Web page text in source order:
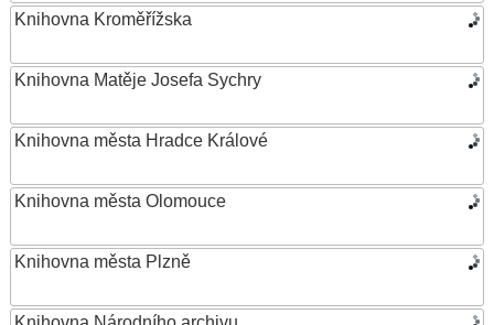
Knihovna Kroměřížska
Knihovna Matěje Josefa Sychry
Knihovna města Hradce Králové
Knihovna města Olomouce
Knihovna města Plzně